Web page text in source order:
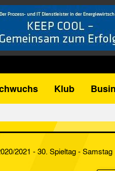
Klub
2021 - 30. Spieltag- Samstag